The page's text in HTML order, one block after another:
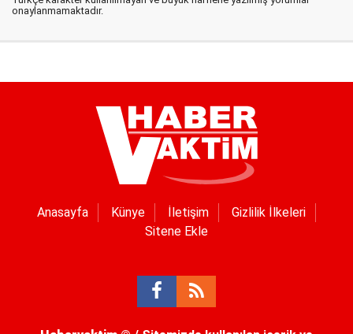
onaylanmamaktadır.
Anasayfa Künye İletişim
Gizlilik İlkeleri
Sitene Ekle